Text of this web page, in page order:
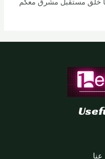
خلق مستقبل مشرق معكم